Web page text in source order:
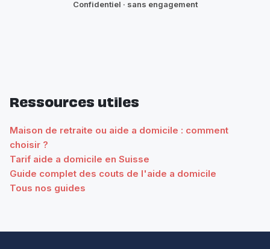
Confidentiel · sans engagement
Ressources utiles
Maison de retraite ou aide a domicile : comment
choisir ?
Tarif aide a domicile en Suisse
Guide complet des couts de l'aide a domicile
Tous nos guides